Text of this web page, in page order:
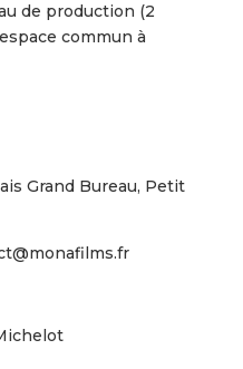
de production (2
commun à
Grand Bureau, Petit